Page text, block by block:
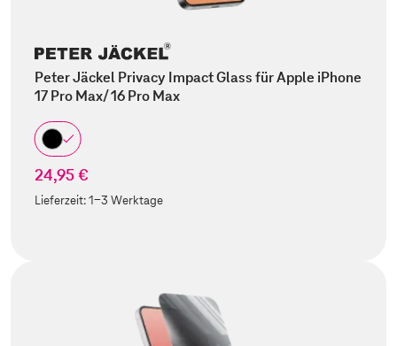
Peter Jäckel Privacy Impact Glass für Apple iPhone
17 Pro Max/ 16 Pro Max
24,95 €
Lieferzeit:1-3 Werktage